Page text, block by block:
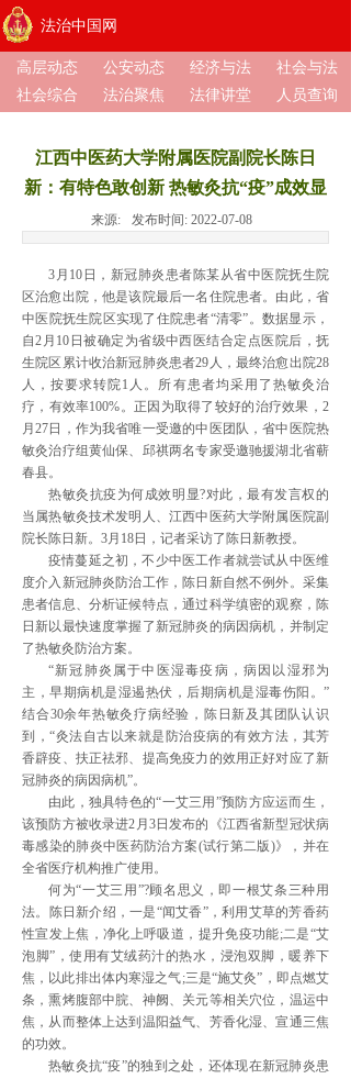
法治中国网
高层动态 公安动态 经济与法
社会与法
社会综合
法治聚焦 法律讲堂 人员查询
江西中医药大学附属医院副院长陈日
新：有特色敢创新 热敏灸抗“疫”成效显
来源: 发布时间: 2022-07-08
3月10日，新冠肺炎患者陈某从省中医院抚生院
区治愈出院，他是该院最后一名住院患者。由此，省
中医院抚生院区实现了住院患者“清零”。数据显示，
自2月10日被确定为省级中西医结合定点医院后，抚
生院区累计收治新冠肺炎患者29人，最终治愈出院28
人，按要求转院1人。所有患者均采用了热敏灸治
疗，有效率100%。正因为取得了较好的治疗效果，2
月27日，作为我省唯一受邀的中医团队，省中医院热
敏灸治疗组黄仙保、邱祺两名专家受邀驰援湖北省蕲
春县。
热敏灸抗疫为何成效明显?对此，最有发言权的
当属热敏灸技术发明人、江西中医药大学附属医院副
院长陈日新。3月18日，记者采访了陈日新教授。
疫情蔓延之初，不少中医工作者就尝试从中医维
度介入新冠肺炎防治工作，陈日新自然不例外。采集
患者信息、分析证候特点，通过科学缜密的观察，陈
日新以最快速度掌握了新冠肺炎的病因病机，并制定
了热敏灸防治方案。
“新冠肺炎属于中医湿毒疫病，病因以湿邪为
主，早期病机是湿遏热伏，后期病机是湿毒伤阳。”
结合30余年热敏灸疗病经验，陈日新及其团队认识
到，“灸法自古以来就是防治疫病的有效方法，其芳
香辟疫、扶正祛邪、提高免疫力的效用正好对应了新
冠肺炎的病因病机”。
由此，独具特色的“一艾三用”预防方应运而生，
该预防方被收录进2月3日发布的《江西省新型冠状病
毒感染的肺炎中医药防治方案(试行第二版)》，并在
全省医疗机构推广使用。
何为“一艾三用”?顾名思义，即一根艾条三种用
法。陈日新介绍，一是“闻艾香”，利用艾草的芳香药
性宣发上焦，净化上呼吸道，提升免疫功能;二是“艾
泡脚”，使用有艾绒药汁的热水，浸泡双脚，暖养下
焦，以此排出体内寒湿之气;三是“施艾灸”，即点燃艾
条，熏烤腹部中脘、神阙、关元等相关穴位，温运中
焦，从而整体上达到温阳益气、芳香化湿、宣通三焦
的功效。
热敏灸抗“疫”的独到之处，还体现在新冠肺炎患